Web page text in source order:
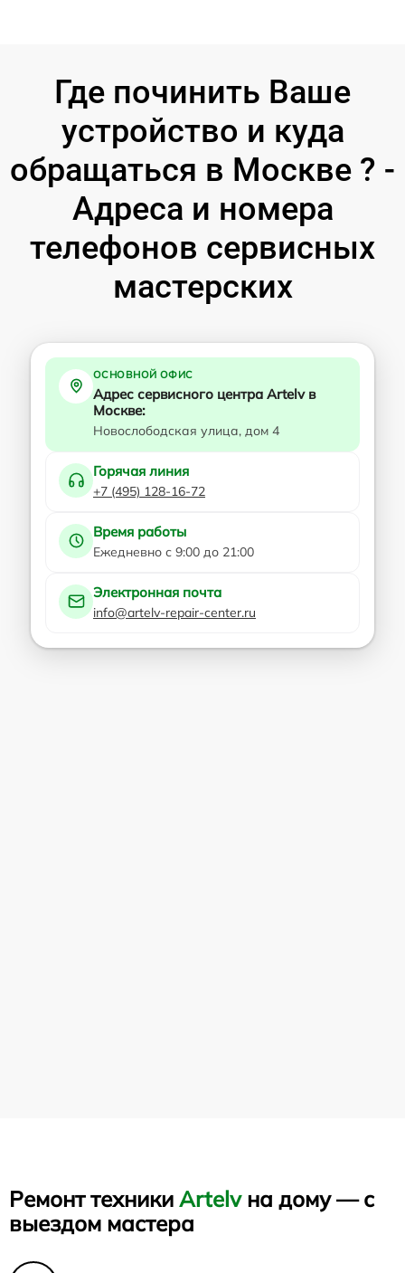
Где починить Ваше
устройство и куда
обращаться в Москве ? -
Адреса и номера
телефонов сервисных
мастерских
ОСНОВНОЙ ОФИС
Адрес сервисного центра Artelv в
Москве:
Новослободская улица, дом 4
Горячая линия
+7 (495) 128-16-72
Время работы
Ежедневно с 9:00 до 21:00
Электронная почта
info@artelv-repair-center.ru
Ремонт техники Artelvна дому — с
выездом мастера